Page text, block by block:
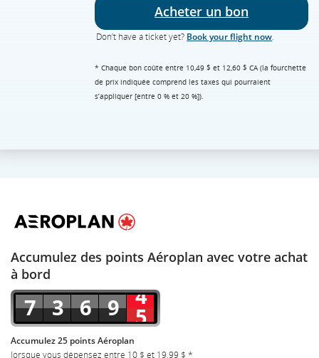
Acheter un bon
Don’t have a ticket yet? Book your flight now.
* Chaque bon coûte entre 10,49 $ et 12,60 $ CA (la fourchette
de prix indiquée comprend les taxes qui pourraient
s’appliquer [entre 0 % et 20 %]).
Accumulez des points Aéroplan avec votre achat
à bord
Accumulez 25 points Aéroplan
lorsque vous dépensez entre 10 $ et 19,99 $ *